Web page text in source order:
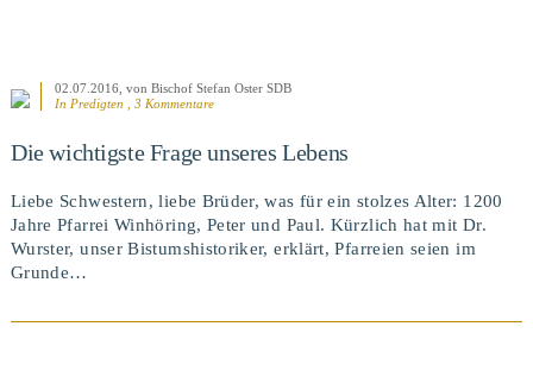
02.07.2016 , von Bischof Stefan Oster SDB
In Predigten , 3 Kommentare
Die wichtigste Frage unseres Lebens
Liebe Schwestern, liebe Brüder, was für ein stolzes Alter: 1200
Jahre Pfarrei Winhöring, Peter und Paul. Kürzlich hat mit Dr.
Wurster, unser Bistumshistoriker, erklärt, Pfarreien seien im
Grunde…